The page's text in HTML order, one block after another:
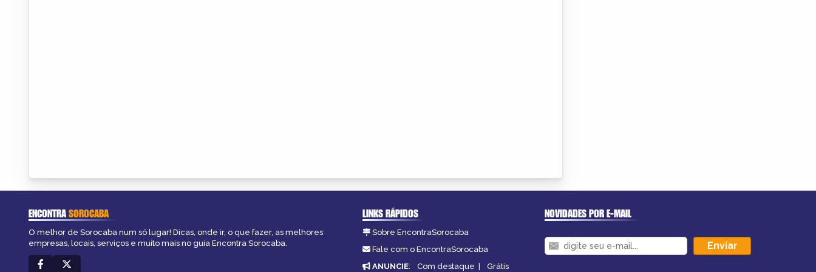
ENCONTRASOROCABA
O melhor de Sorocaba num só lugar! Dicas, onde ir, o que fazer, as melhores
empresas, locais, serviços e muito mais no guia Encontra Sorocaba.
LINKS RÁPIDOS
Sobre EncontraSorocaba
Fale com o EncontraSorocaba
ANUNCIE: Com destaque | Grátis
NOVIDADES POR E-MAIL